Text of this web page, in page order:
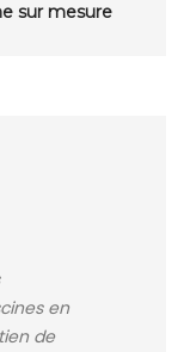
sur mesure
en
de